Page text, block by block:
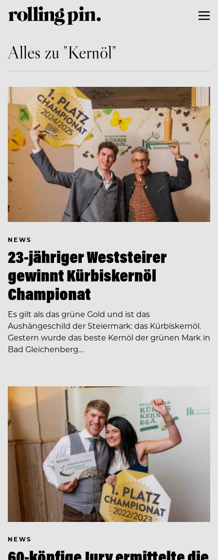
Alles zu "Kernöl"
NEWS
23-jähriger Weststeirer
gewinnt Kürbiskernöl
Championat
Es gilt als das grüne Gold und ist das
Aushängeschild der Steiermark: das Kürbiskernöl.
Gestern wurde das beste Kernöl der grünen Mark in
Bad Gleichenberg…
NEWS